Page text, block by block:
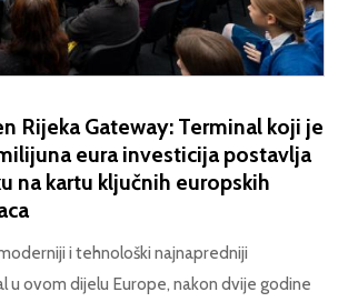
Rijeka Gateway: Terminal koji je
eura investicija postavlja
na kartu ključnih europskih
i tehnološki najnapredniji
u ovom dijelu Europe, nakon dvije godine